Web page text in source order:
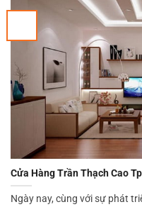
Cửa Hàng Trần Thạch Cao
Ngày nay, cùng với sự phát